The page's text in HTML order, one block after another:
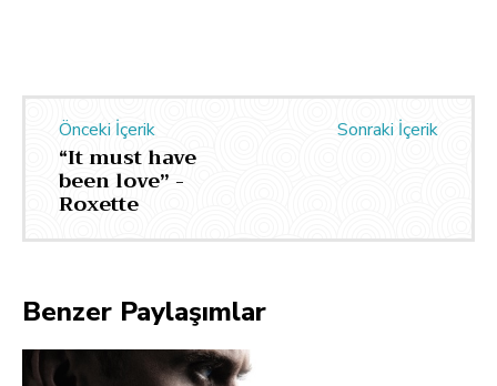
Önceki İçerik
“It must have
been love” -
Roxette
Sonraki İçerik
Benzer Paylaşımlar